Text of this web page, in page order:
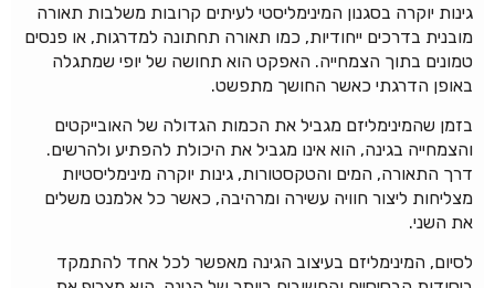
גינות יוקרה בסגנון המינימליסטי לעיתים קרובות משלבות תאורה
מובנית בדרכים ייחודיות, כמו תאורה תחתונה למדרגות, או פנסים
טמונים בתוך הצמחייה. האפקט הוא תחושה של יופי שמתגלה
באופן הדרגתי כאשר החושך מתפשט.
בזמן שהמינימליזם מגביל את הכמות הגדולה של האובייקטים
והצמחייה בגינה, הוא אינו מגביל את היכולת להפתיע ולהרשים.
דרך התאורה, המים והטקסטורות, גינות יוקרה מינימליסטיות
מצליחות ליצור חוויה עשירה ומרהיבה, כאשר כל אלמנט משלים
את השני.
לסיום, המינימליזם בעיצוב הגינה מאפשר לכל אחד להתמקד